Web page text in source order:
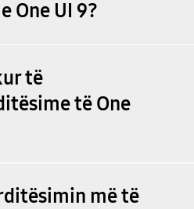
One UI 9?
të
të One
më të